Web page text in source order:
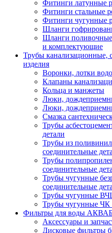
Фитинги латунные
Фитинги стальные
Фитинги чугунные
Шланги
Шланги
и комплектующие
Трубы канализационные,
изделия
Воронки, лотки
Клапаны
Кольца и манжеты
Люки,
Люки,
Смазка
Трубы
детали
Трубы из
соединительные
Трубы
соединительные
Трубы чугунные
соединительные
Трубы чугунные
Трубы чугунные ЧК
Фильтры для воды
Аксессуары и
Дисковые фильтры